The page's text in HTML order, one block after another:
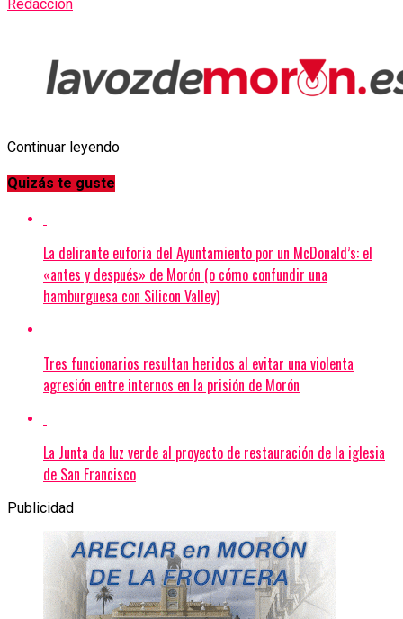
Redacción
Continuar leyendo
Quizás te guste
La delirante euforia del Ayuntamiento por un McDonald’s: el
«antes y después» de Morón (o cómo confundir una
hamburguesa con Silicon Valley)
Tres funcionarios resultan heridos al evitar una violenta
agresión entre internos en la prisión de Morón
La Junta da luz verde al proyecto de restauración de la iglesia
de San Francisco
Publicidad